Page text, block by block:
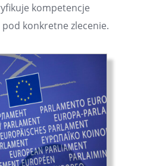
kompetencje
konkretne zlecenie.